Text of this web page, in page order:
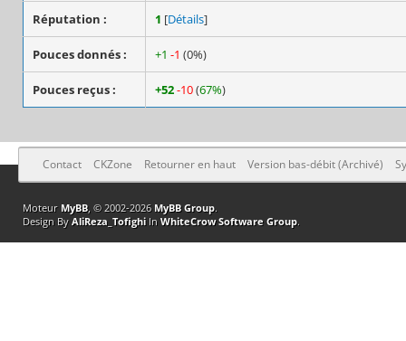
Réputation : 1 [Détails]
Pouces donnés : +1 -1 (0%)
Pouces reçus : +52-10(67%)
Contact CKZone Retourner en haut Version bas-débit (Archivé)
Moteur MyBB, © 2002-2026 MyBB Group.
Design By AliReza_TofighiIn WhiteCrow Software Group.